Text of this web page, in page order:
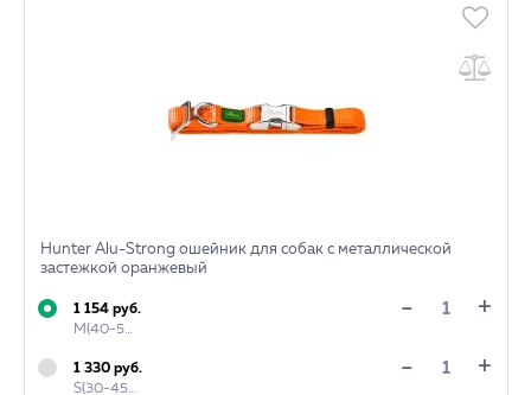
Hunter Alu-Strong ошейник для собак с металлической
застежкой оранжевый
1 154 руб.
M(40-55см)
- +
1 330 руб.
S(30-45см)
- +